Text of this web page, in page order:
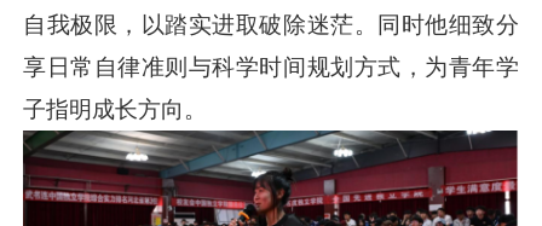
自我极限，以踏实进取破除迷茫。同时他细致分
享日常自律准则与科学时间规划方式，为青年学
子指明成长方向。